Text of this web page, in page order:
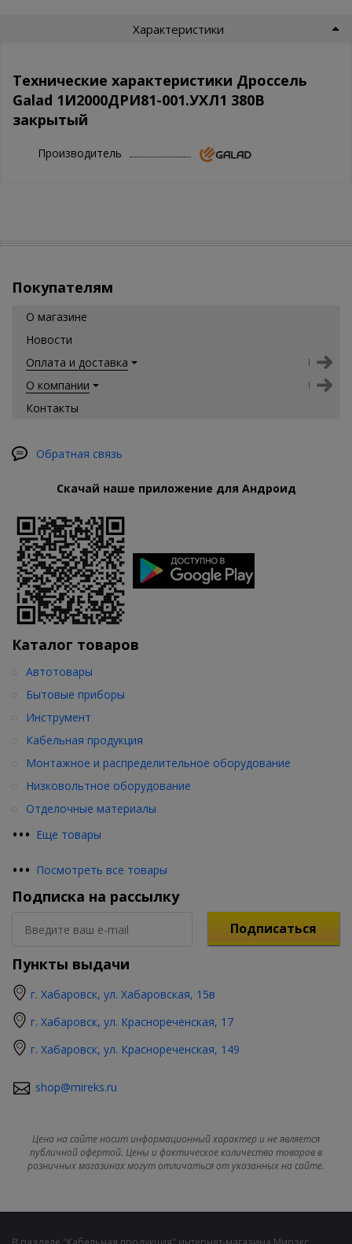
Характеристики
Технические характеристики Дроссель
Galad 1И2000ДРИ81-001.УХЛ1 380В
закрытый
Производитель
Покупателям
О магазине
Новости
Оплата и доставка
О компании
Контакты
Обратная связь
Скачай наше приложение для Андроид
Каталог товаров
••• Еще товары
Автотовары
Бытовые приборы
Инструмент
Кабельная продукция
Монтажное и распределительное оборудование
Низковольтное оборудование
Отделочные материалы
••• Посмотреть все товары
Подписка на рассылку
Подписаться
Пункты выдачи
г. Хабаровск, ул. Хабаровская, 15в
г. Хабаровск, ул. Краснореченская, 17
г. Хабаровск, ул. Краснореченская, 149
shop@mireks.ru
Цена на сайте носит информационный характер и не является
публичной офертой. Цены и фактическое количество товаров в
розничных магазинах могут отличаться от указанных на сайте.